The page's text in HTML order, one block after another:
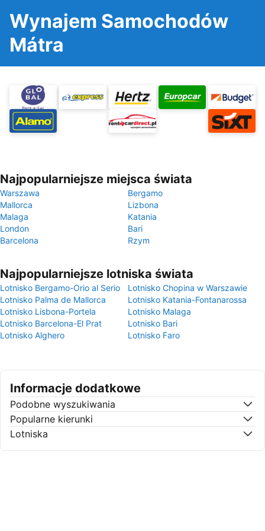
Wynajem Samochodów
Mátra
Najpopularniejsze miejsca świata
Warszawa
Bergamo
Mallorca
Lizbona
Malaga
Katania
London
Bari
Barcelona
Rzym
Najpopularniejsze lotniska świata
Lotnisko Bergamo-Orio al Serio
Lotnisko Chopina w Warszawie
Lotnisko Palma de Mallorca
Lotnisko Katania-Fontanarossa
Lotnisko Lisbona-Portela
Lotnisko Malaga
Lotnisko Barcelona-El Prat
Lotnisko Bari
Lotnisko Alghero
Lotnisko Faro
Informacje dodatkowe
Podobne wyszukiwania
Popularne kierunki
Lotniska